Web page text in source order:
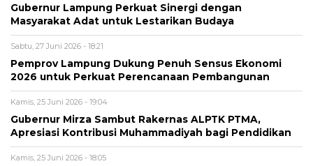
Gubernur Lampung Perkuat Sinergi dengan
Masyarakat Adat untuk Lestarikan Budaya
Sabtu, 27 Juni 2026 - 18:21
Pemprov Lampung Dukung Penuh Sensus Ekonomi
2026 untuk Perkuat Perencanaan Pembangunan
Kamis, 25 Juni 2026 - 19:04
Gubernur Mirza Sambut Rakernas ALPTK PTMA,
Apresiasi Kontribusi Muhammadiyah bagi Pendidikan
Kamis, 25 Juni 2026 - 18:05